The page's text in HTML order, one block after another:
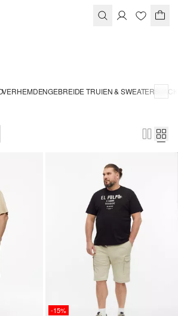
GEBREIDE TRUIEN & SWEATERS
-15%